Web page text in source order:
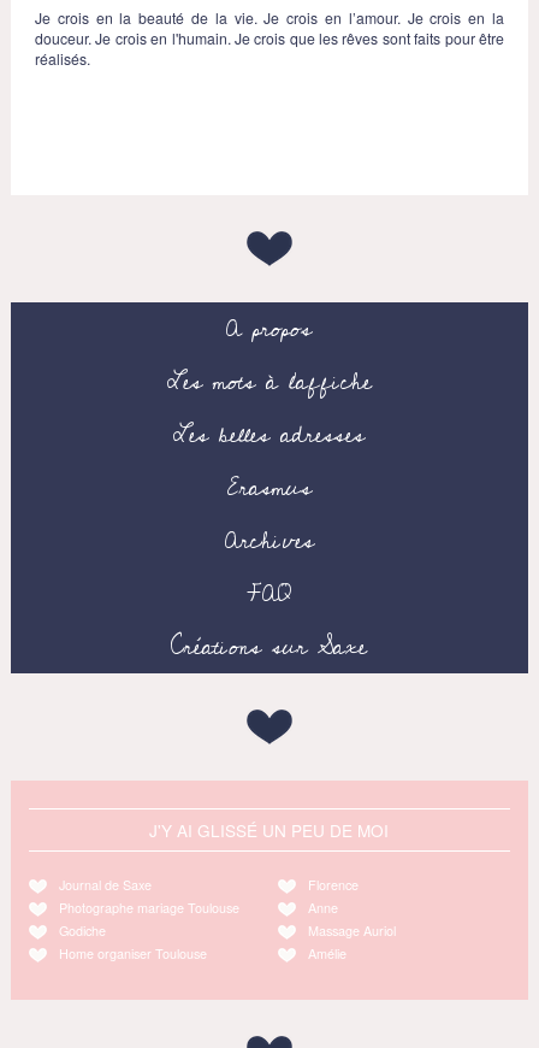
Je crois en la beauté de la vie. Je crois en l’amour. Je crois en la
douceur. Je crois en l'humain. Je crois que les rêves sont faits pour être
réalisés.
A propos
Les mots à l’affiche
Les belles adresses
Erasmus
Archives
FAQ
Créations sur Saxe
J'Y AI GLISSÉ UN PEU DE MOI
Journal de Saxe
Photographe mariage Toulouse
Godiche
Home organiser Toulouse
Florence
Anne
Massage Auriol
Amélie